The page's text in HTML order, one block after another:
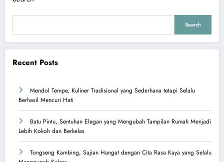
Search
Recent Posts
Mendol Tempe, Kuliner Tradisional yang Sederhana tetapi Selalu
Berhasil Mencuri Hati
Batu Pintu, Sentuhan Elegan yang Mengubah Tampilan Rumah Menjadi
Lebih Kokoh dan Berkelas
Tongseng Kambing, Sajian Hangat dengan Cita Rasa Kaya yang Selalu